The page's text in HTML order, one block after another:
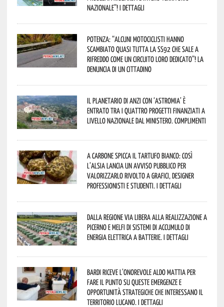
Nazionale”! I dettagli
Potenza: “alcuni motociclisti hanno
scambiato quasi tutta la SS92 che sale a
Rifreddo come un circuito loro dedicato”! La
denuncia di un cittadino
Il Planetario di Anzi con ‘Astromia’ è
entrato tra i quattro progetti finanziati a
livello nazionale dal Ministero. Complimenti
A Carbone spicca il tartufo bianco: così
l’Alsia lancia un avviso pubblico per
valorizzarlo rivolto a grafici, designer
professionisti e studenti. I dettagli
Dalla Regione via libera alla realizzazione a
Picerno e Melfi di sistemi di accumulo di
energia elettrica a batterie. I dettagli
Bardi riceve l’onorevole Aldo Mattia per
fare il punto su queste emergenze e
opportunità strategiche che interessano il
territorio lucano. I dettagli